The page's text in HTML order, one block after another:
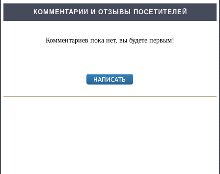
КОММЕНТАРИИ И ОТЗЫВЫ ПОСЕТИТЕЛЕЙ
Комментариев пока нет, вы будете первым!